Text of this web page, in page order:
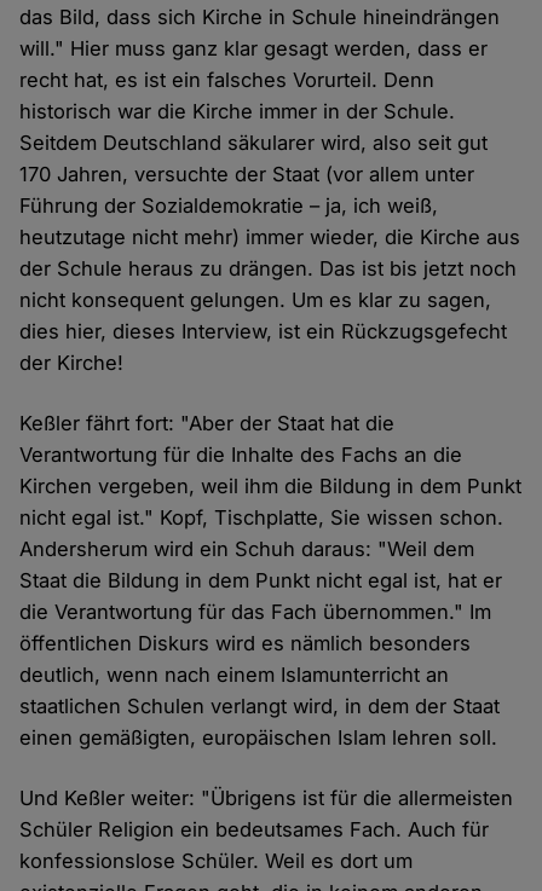
das Bild, dass sich Kirche in Schule hineindrängen
will." Hier muss ganz klar gesagt werden, dass er
recht hat, es ist ein falsches Vorurteil. Denn
historisch war die Kirche immer in der Schule.
Seitdem Deutschland säkularer wird, also seit gut
170 Jahren, versuchte der Staat (vor allem unter
Führung der Sozialdemokratie – ja, ich weiß,
heutzutage nicht mehr) immer wieder, die Kirche aus
der Schule heraus zu drängen. Das ist bis jetzt noch
nicht konsequent gelungen. Um es klar zu sagen,
dies hier, dieses Interview, ist ein Rückzugsgefecht
der Kirche!
Keßler fährt fort: "Aber der Staat hat die
Verantwortung für die Inhalte des Fachs an die
Kirchen vergeben, weil ihm die Bildung in dem Punkt
nicht egal ist." Kopf, Tischplatte, Sie wissen schon.
Andersherum wird ein Schuh daraus: "Weil dem
Staat die Bildung in dem Punkt nicht egal ist, hat er
die Verantwortung für das Fach übernommen." Im
öffentlichen Diskurs wird es nämlich besonders
deutlich, wenn nach einem Islamunterricht an
staatlichen Schulen verlangt wird, in dem der Staat
einen gemäßigten, europäischen Islam lehren soll.
Und Keßler weiter: "Übrigens ist für die allermeisten
Schüler Religion ein bedeutsames Fach. Auch für
konfessionslose Schüler. Weil es dort um